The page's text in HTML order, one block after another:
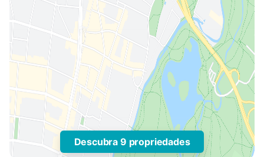
Descubra 9 propriedades